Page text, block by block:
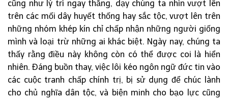
cũng như lý trí ngay thẳng, dạy chúng ta nhìn vượt lên
trên các mối dây huyết thống hay sắc tộc, vượt lên trên
những nhóm khép kín chỉ chấp nhận những người giống
mình và loại trừ những ai khác biệt. Ngày nay, chúng ta
thấy rằng điều này không còn có thể được coi là hiển
nhiên. Đáng buồn thay, việc lôi kéo ngôn ngữ đức tin vào
các cuộc tranh chấp chính trị, bị sử dụng để chúc lành
cho chủ nghĩa dân tộc, và biện minh cho bạo lực cũng